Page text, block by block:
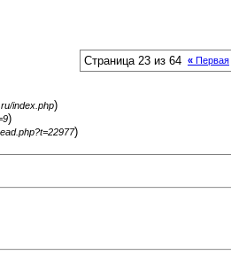
Страница 23 из 64 « Первая
index.php)
)
)